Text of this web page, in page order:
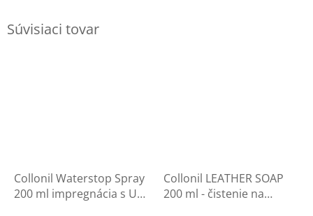
Súvisiaci tovar
Collonil Waterstop Spray
200 ml impregnácia s UV
Collonil LEATHER SOAP
200 ml - čistenie na